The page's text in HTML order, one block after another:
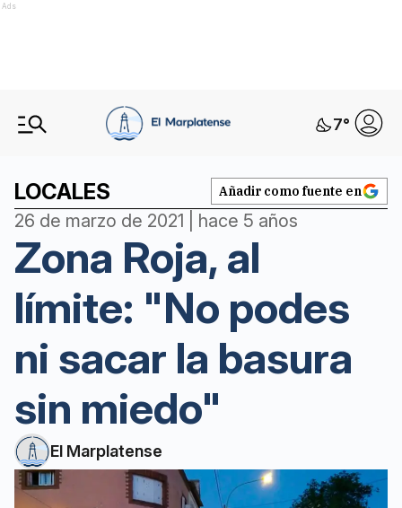
Ads
7°
LOCALES Añadir como fuente en
26 de marzo de 2021 | hace 5 años
Zona Roja, al
límite: "No podes
ni sacar la basura
sin miedo"
El Marplatense